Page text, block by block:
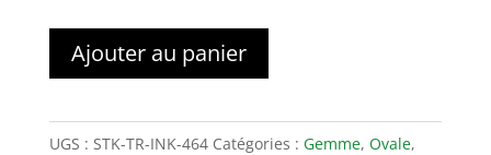
quantité
ink
Ajouter au panier
UGS : STK-TR-INK-464 Catégories : Gemme, Ovale,